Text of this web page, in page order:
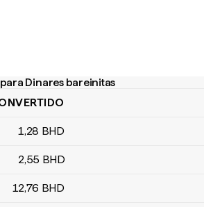
Dinares bareinitas
Dinares bareinitas
1,28 BHD
2,55 BHD
12,76 BHD